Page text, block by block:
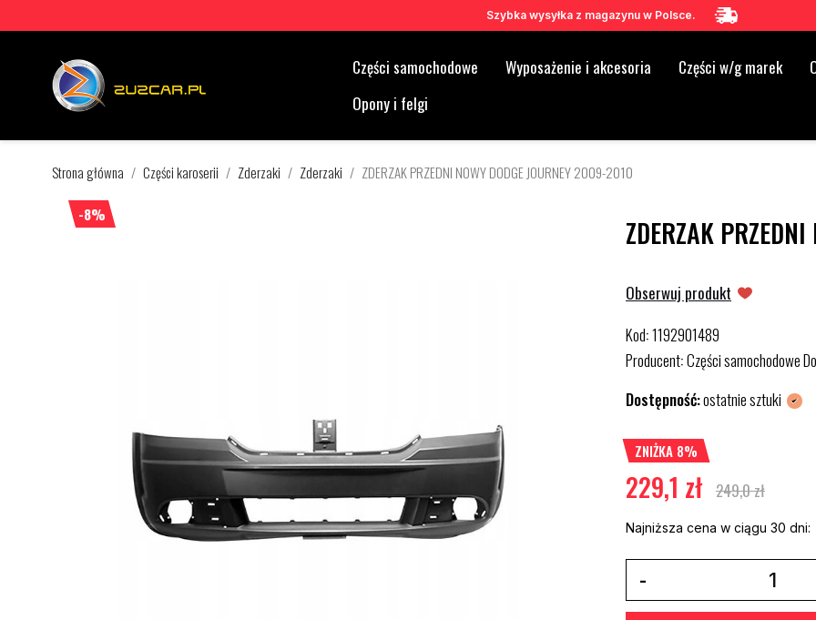
Szybka wysyłka z magazynu w Polsce.
Części samochodowe Wyposażenie i akcesoria Części w/g marek
Opony i felgi
Strona główna Części karoserii Zderzaki Zderzaki ZDERZAK PRZEDNI NOWY DODGE JOURNEY 2009-2010
-8% ZDERZAK
Obserwuj produkt
Kod:1192901489
Producent:Części samochodowe
Dostępność:ostatnie sztuki
ZNIŻKA 8%
229,1 zł 249,0 zł
Najniższa cena w ciągu 30 dni: